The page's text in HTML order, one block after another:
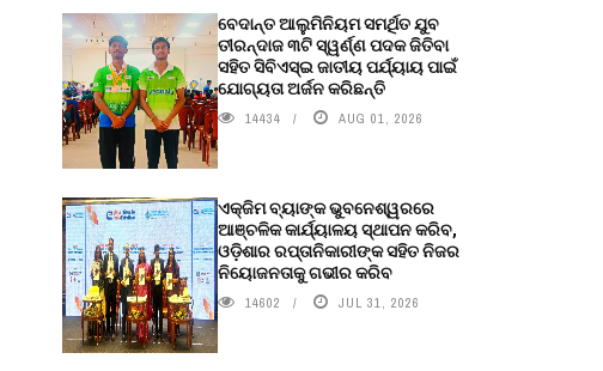
ବେଦାନ୍ତ ଆଲୁମିନିୟମ ସମର୍ଥିତ ଯୁବ
ତୀରନ୍ଦାଜ ୩ଟି ସ୍ୱର୍ଣ୍ଣ ପଦକ ଜିତିବା
ସହିତ ସିବିଏସ୍ଇ ଜାତୀୟ ପର୍ଯ୍ୟାୟ ପାଇଁ
ଯୋଗ୍ୟତା ଅର୍ଜନ କରିଛନ୍ତି
14434 AUG 01, 2026
ଏକ୍ଜିମ ବ୍ୟାଙ୍କ ଭୁବନେଶ୍ୱରରେ
ଆଞ୍ଚଳିକ କାର୍ଯ୍ୟାଳୟ ସ୍ଥାପନ କରିବ,
ଓଡ଼ିଶାର ରପ୍ତାନିକାରୀଙ୍କ ସହିତ ନିଜର
ନିୟୋଜନତାକୁ ଗଭୀର କରିବ
14602 JUL 31, 2026